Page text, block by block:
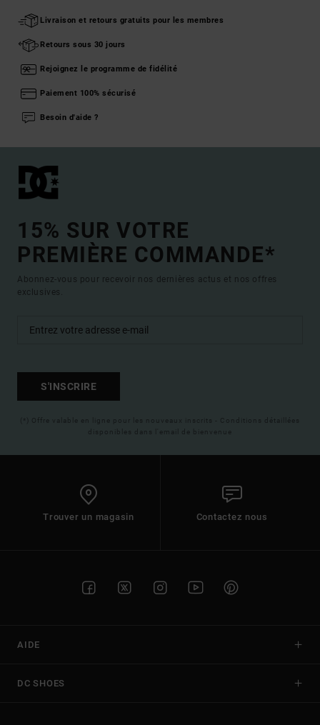
Livraison et retours gratuits pour les membres
Retours sous 30 jours
Rejoignez le programme de fidélité
Paiement 100% sécurisé
Besoin d'aide ?
15% SUR VOTRE
PREMIÈRE COMMANDE*
Abonnez-vous pour recevoir nos dernières actus et nos offres
exclusives.
S'INSCRIRE
(*) Offre valable en ligne pour les nouveaux inscrits - Conditions détaillées
disponibles dans l'email de bienvenue
Trouver un magasin Contactez nous
AIDE
DC SHOES